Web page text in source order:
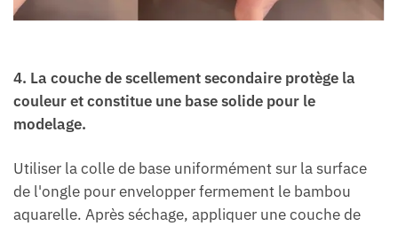
4. La couche de scellement secondaire protège la
couleur et constitue une base solide pour le
modelage.
Utiliser la colle de base uniformément sur la surface
de l'ongle pour envelopper fermement le bambou
aquarelle. Après séchage, appliquer une couche de